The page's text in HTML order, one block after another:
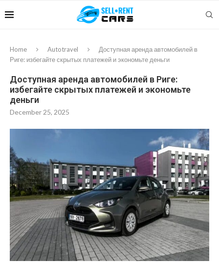
Home Autotravel
Доступная аренда автомобилей в
Риге: избегайте скрытых платежей и экономьте деньги
Доступная аренда автомобилей в Риге:
избегайте скрытых платежей и экономьте
деньги
December 25, 2025